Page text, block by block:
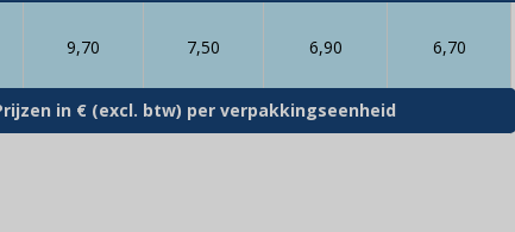
in € (excl. btw) per verpakkingseenheid
9,70 7,50 6,90 6,70